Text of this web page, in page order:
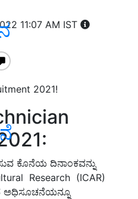
11:07 AM IST
2021!
ಕೊನೆಯ ದಿನಾಂಕವನ್ನು
Research (ICAR)
ಅಧಿಸೂಚನೆಯನ್ನೂ